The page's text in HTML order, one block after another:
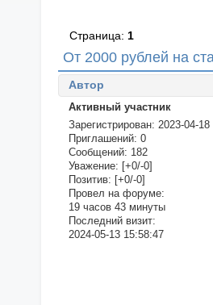
От 2000 рублей на
Страница: 1
Автор
Активный участник
Зарегистрирован: 2023-04-18
Приглашений: 0
Сообщений: 182
Уважение: [+0/-0]
Позитив: [+0/-0]
Провел на форуме:
19 часов 43 минуты
Последний визит:
2024-05-13 15:58:47